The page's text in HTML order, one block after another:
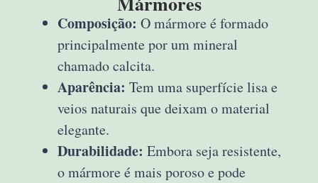
Composição: O mármore é formado
principalmente por um mineral
chamado calcita.
Aparência: Tem uma superfície lisa e
veios naturais que deixam o material
elegante.
Durabilidade: Embora seja resistente,
o mármore é mais poroso e pode